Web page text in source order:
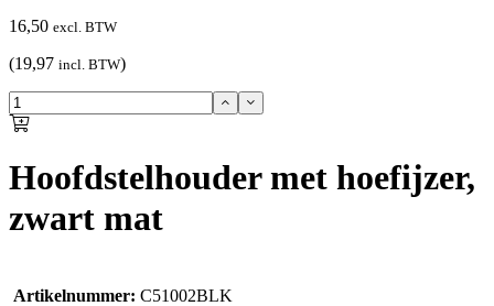
16,50 excl. BTW
(19,97 incl. BTW)
Hoofdstelhouder met hoefijzer,
zwart mat
Artikelnummer: C51002BLK